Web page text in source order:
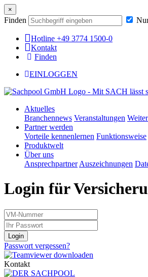
×
Finden
Hotline +49 3774 1500-0
Kontakt
Finden
EINLOGGEN
Aktuelles
Branchennews Veranstaltungen
Partner werden
Vorteile kennenlernen Funktionsweise
Produktwelt
Über uns
Ansprechpartner Auszeichnungen
Login für
Ihre
Mitgliedsnummer
Ihr
Passwort
Login
Passwort vergessen?
Kontakt